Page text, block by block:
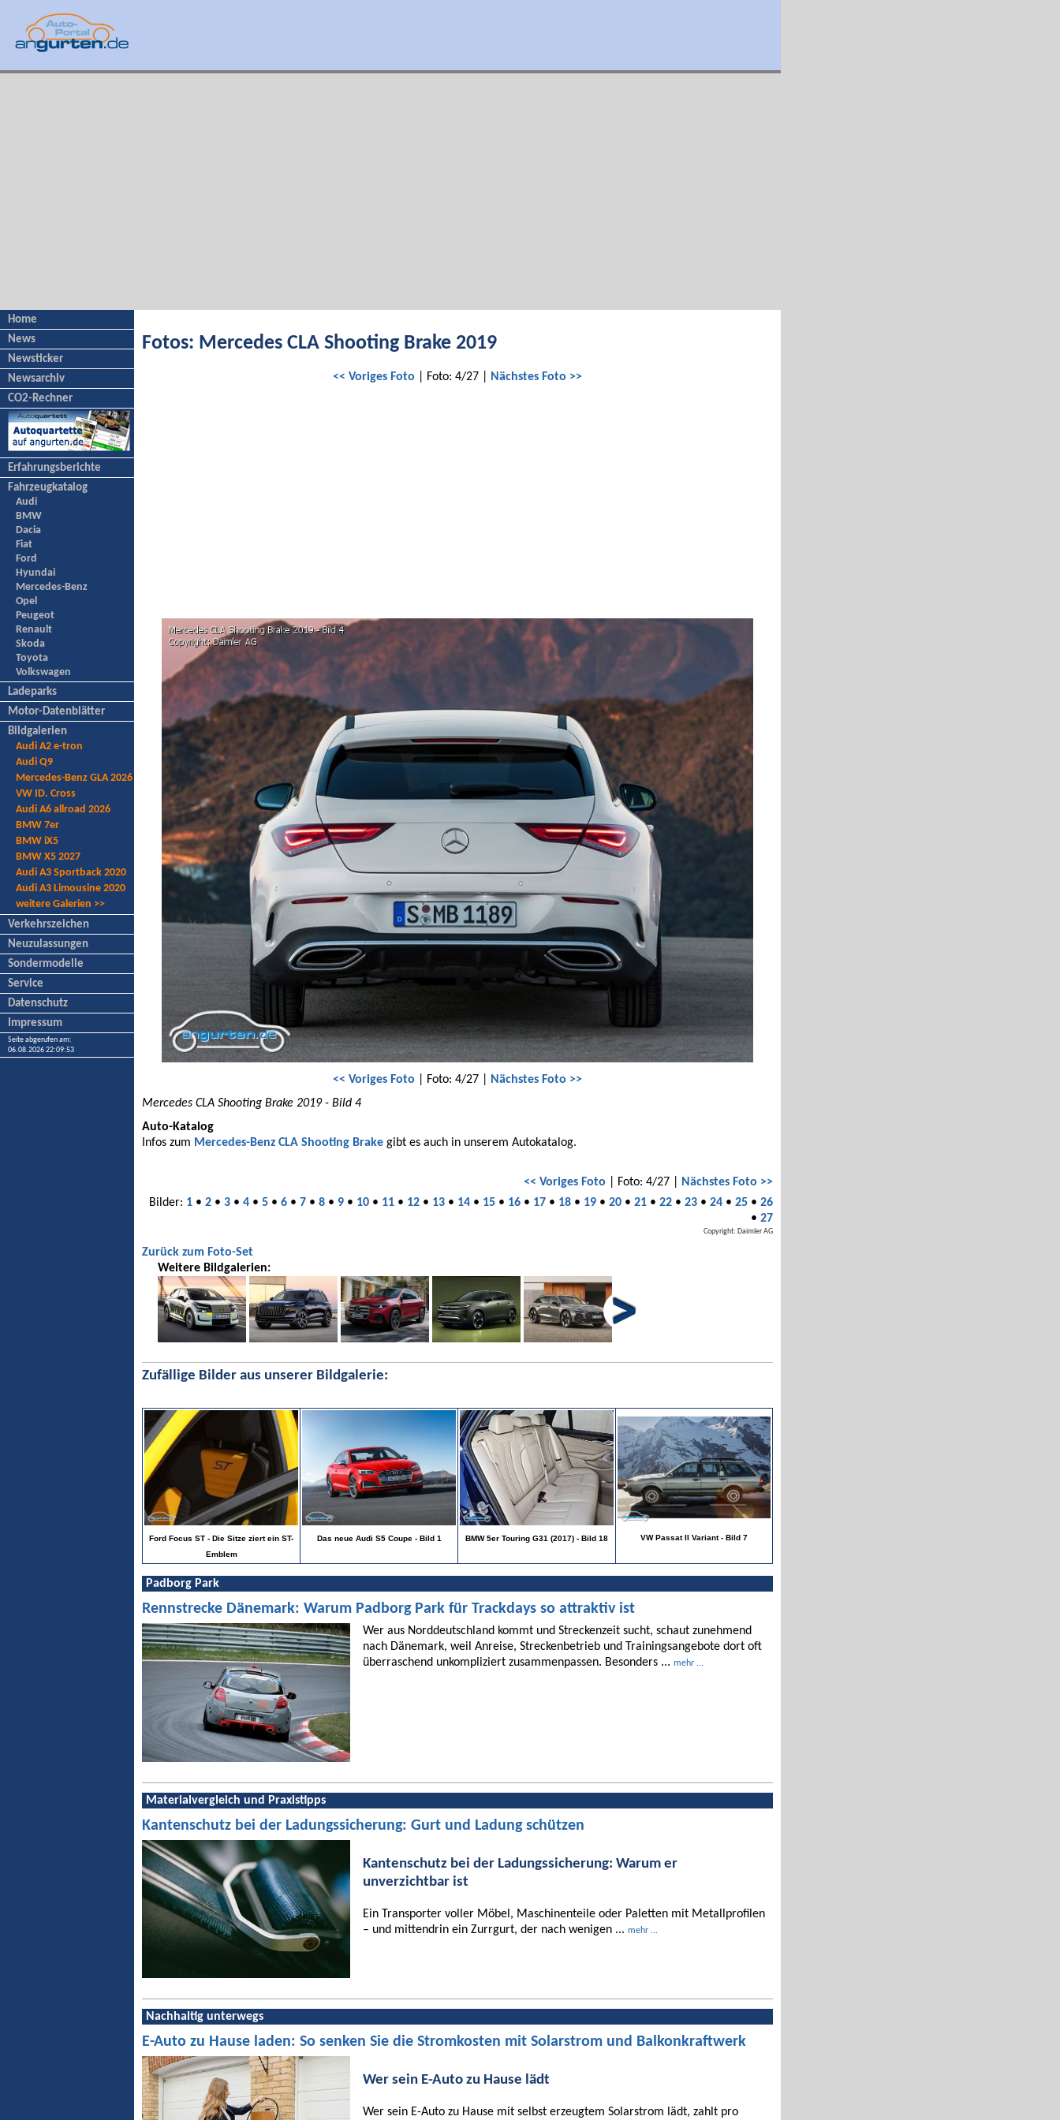
Home
News
Newsticker
Newsarchiv
CO2-Rechner
Erfahrungsberichte
Fahrzeugkatalog
Audi
BMW
Dacia
Fiat
Ford
Hyundai
Mercedes-Benz
Opel
Peugeot
Renault
Skoda
Toyota
Volkswagen
Ladeparks
Motor-Datenblätter
Bildgalerien
Audi A2 e-tron
Audi Q9
Mercedes-Benz GLA 2026
VW ID. Cross
Audi A6 allroad 2026
BMW 7er
BMW iX5
BMW X5 2027
Audi A3 Sportback 2020
Audi A3 Limousine 2020
weitere Galerien >>
Verkehrszeichen
Neuzulassungen
Sondermodelle
Service
Datenschutz
Impressum
Seite abgerufen am:
06.08.2026 22:09:53
Fotos: Mercedes CLA Shooting Brake 2019
<< Voriges Foto | Foto: 4/27 | Nächstes Foto >>
<< Voriges Foto | Foto: 4/27 |
Nächstes Foto >>
Mercedes CLA Shooting Brake 2019 - Bild 4
Auto-Katalog
Infos zum Mercedes-Benz CLA Shooting Brake gibt es auch in unserem Autokatalog.
<< Voriges Foto | Foto: 4/27 |
Nächstes Foto >>
Bilder: 1 • 2 • 3 • 4 • 5 • 6 • 7 • 8 • 9 • 10 • 11 • 12 • 13 • 14 • 15 • 16 • 17 • 18 • 19 • 20 • 21 • 22 • 23 • 24 • 25 • 26
• 27
Copyright: Daimler AG
Zurück zum Foto-Set
Weitere Bildgalerien:
Zufällige Bilder aus unserer Bildgalerie:
Ford Focus ST - Die Sitze ziert ein ST-
Emblem
Das neue Audi S5 Coupe - Bild 1 BMW 5er Touring G31 (2017) - Bild 18 VW Passat II Variant - Bild 7
Padborg Park
Rennstrecke Dänemark: Warum Padborg Park für Trackdays so attraktiv ist
Wer aus Norddeutschland kommt und Streckenzeit sucht, schaut zunehmend
nach Dänemark, weil Anreise, Streckenbetrieb und Trainingsangebote dort oft
überraschend unkompliziert zusammenpassen. Besonders ... mehr ...
Materialvergleich und Praxistipps
Kantenschutz bei der Ladungssicherung: Gurt und Ladung schützen
Kantenschutz bei der Ladungssicherung: Warum er
unverzichtbar ist
Ein Transporter voller Möbel, Maschinenteile oder Paletten mit Metallprofilen
– und mittendrin ein Zurrgurt, der nach wenigen ... mehr ...
Nachhaltig unterwegs
E-Auto zu Hause laden: So senken Sie die Stromkosten mit Solarstrom und Balkonkraftwerk
Wer sein E-Auto zu Hause lädt
Wer sein E-Auto zu Hause mit selbst erzeugtem Solarstrom lädt, zahlt pro